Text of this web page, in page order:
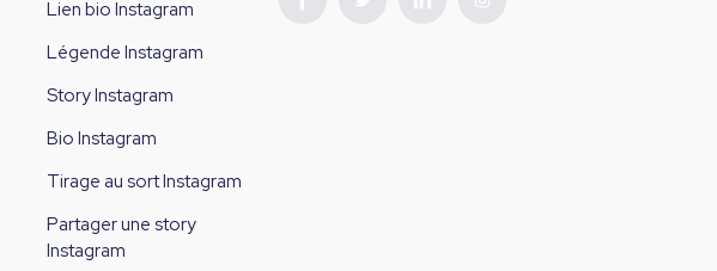
Lien bio Instagram
Légende Instagram
Story Instagram
Bio Instagram
Tirage au sort Instagram
Partager une story
Instagram